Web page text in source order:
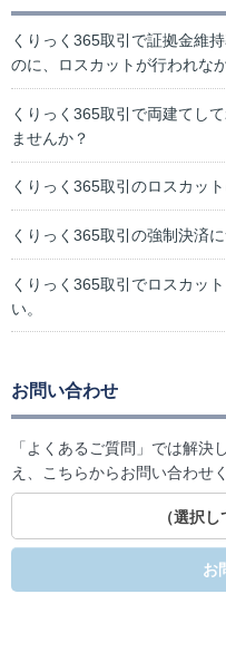
くりっく365取引で証拠金維
のに、ロスカットが行われな
くりっく365取引で両建てし
ませんか？
くりっく365取引のロスカッ
くりっく365取引の強制決済
くりっく365取引でロスカッ
い。
お問い合わせ
「よくあるご質問」では解決
え、こちらからお問い合わせ
（選択し
お